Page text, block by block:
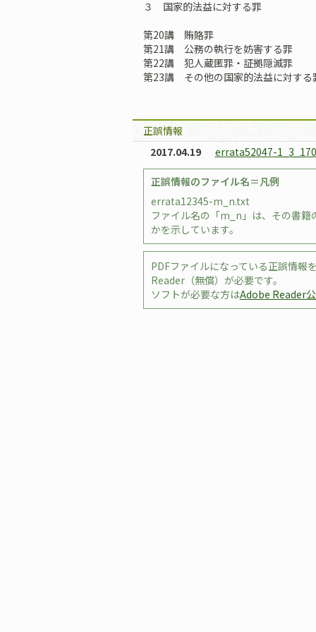
３ 国家的法益に対する罪
第20講 賄賂罪
第21講 公務の執行を妨害する罪
第22講 犯人蔵匿罪・証拠隠滅罪
第23講 その他の国家的法益に対す
正誤情報
2017.04.19
errata52047-
正誤情報のファイル名＝凡例
errata12345-m_n.txt
ファイル名の「m_n」は、その書
かを示しています。
PDFファイルになっている正誤情報
Reader（無償）が必要です。
ソフトが必要な方はAdobe Reader